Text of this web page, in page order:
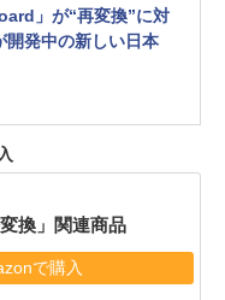
」が“再変換”に対
発中の新しい日本
変換」関連商品
で購入